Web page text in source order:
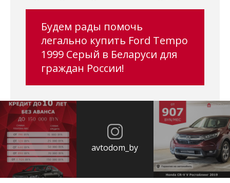
Будем рады помочь
легально купить Ford Tempo
1999 Серый в Беларуси для
граждан России!
avtodom_by